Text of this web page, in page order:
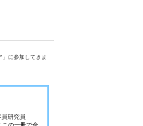
」に参加してきま
員研究員